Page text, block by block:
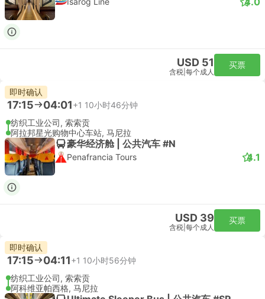
USD 51
含税 每个成人
买票
即时确认
17:15 04:01+1 10小时46分钟
纺织工业公司, 索索贡
阿拉邦星光购物中心车站, 马尼拉
豪华经济舱 | 公共汽车 #N
Penafrancia Tours 4.1
USD 39
含税 每个成人
买票
即时确认
17:15 04:11+1 10小时56分钟
纺织工业公司, 索索贡
阿科维亚帕西格, 马尼拉